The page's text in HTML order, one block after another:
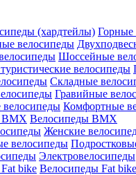
Горные
Шоссейные
Складные
Гравийные
Комфортные
Велосипеды BMX
Женские
Электровелосипеды
Велосипеды Fat bike